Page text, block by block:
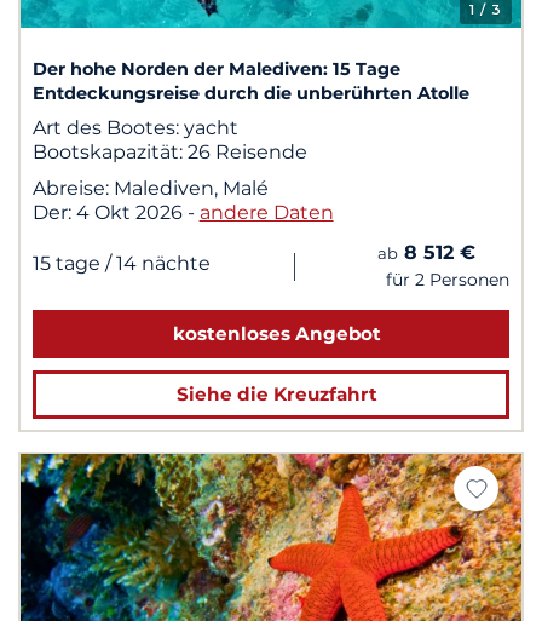
1 / 3
Der hohe Norden der Malediven: 15 Tage
Entdeckungsreise durch die unberührten Atolle
Art des Bootes: yacht
Bootskapazität: 26 Reisende
Abreise: Malediven, Malé
Der: 4 Okt 2026 - andere Daten
15 tage / 14 nächte | ab 8 512 €
für 2 Personen
kostenloses Angebot
Siehe die Kreuzfahrt